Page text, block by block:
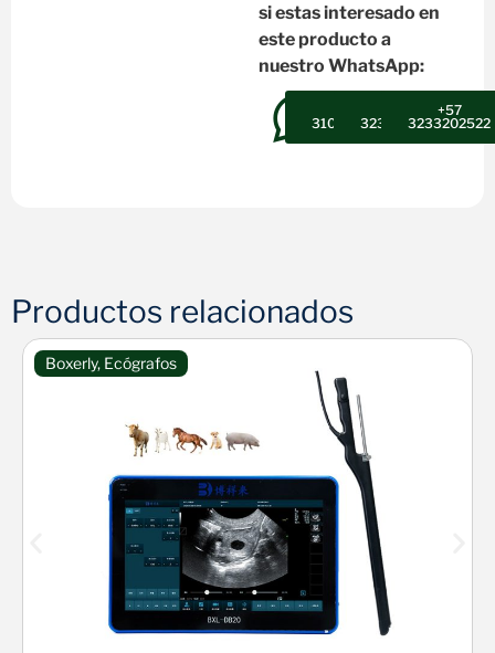
si estas interesado en
este producto a
nuestro WhatsApp:
31026079473232302496
+57
3233202522
Productos relacionados
Boxerly, Ecógrafos